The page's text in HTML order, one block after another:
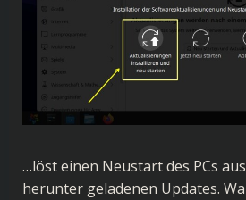
…löst einen Neustart des PCs
herunter geladenen Updates.